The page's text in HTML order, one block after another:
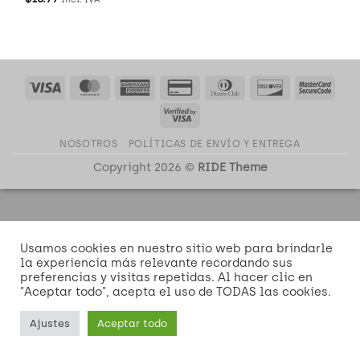
Visa MasterCardAmerican
Express
Credit
Dinners
Discover
Visa
NOSOTROS POLÍTICAS DE ENVÍO Y ENTREGA
Copyright 2026 © RIDE Theme
Usamos cookies en nuestro sitio web para brindarle
la experiencia más relevante recordando sus
preferencias y visitas repetidas. Al hacer clic en
"Aceptar todo", acepta el uso de TODAS las cookies.
Ajustes Aceptar todo